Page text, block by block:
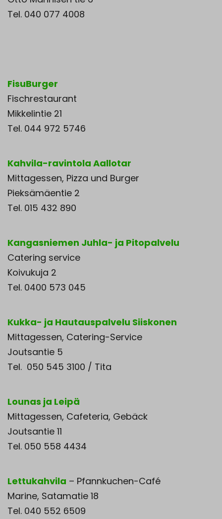
Tel. 040 077 4008
FisuBurger
Fischrestaurant
Mikkelintie 21
Tel. 044 972 5746
Kahvila-ravintola Aallotar
Mittagessen, Pizza und Burger
Pieksämäentie 2
Tel. 015 432 890
Kangasniemen Juhla- ja Pitopalvelu
Catering service
Koivukuja 2
Tel. 0400 573 045
Kukka- ja Hautauspalvelu Siiskonen
Mittagessen, Catering-Service
Joutsantie 5
Tel. 050 545 3100 / Tita
Lounas ja Leipä
Mittagessen, Cafeteria, Gebäck
Joutsantie 11
Tel. 050 558 4434
Lettukahvila – Pfannkuchen-Café
Marine, Satamatie 18
Tel. 040 552 6509